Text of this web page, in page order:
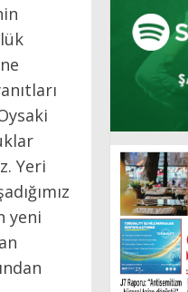
Yeri
yeni